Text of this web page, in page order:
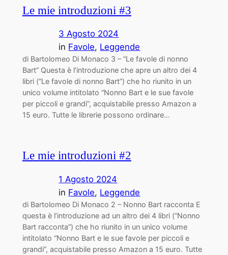
Le mie introduzioni #3
3 Agosto 2024
in Favole, Leggende
di Bartolomeo Di Monaco 3 – “Le favole di nonno
Bart” Questa è l’introduzione che apre un altro dei 4
libri (“Le favole di nonno Bart”) che ho riunito in un
unico volume intitolato “Nonno Bart e le sue favole
per piccoli e grandi”, acquistabile presso Amazon a
15 euro. Tutte le librerie possono ordinare…
Le mie introduzioni #2
1 Agosto 2024
in Favole, Leggende
di Bartolomeo Di Monaco 2 – Nonno Bart racconta E
questa è l’introduzione ad un altro dei 4 libri (“Nonno
Bart racconta”) che ho riunito in un unico volume
intitolato “Nonno Bart e le sue favole per piccoli e
grandi”, acquistabile presso Amazon a 15 euro. Tutte